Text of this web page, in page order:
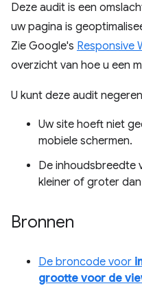
Deze audit is een
uw pagina is
Zie Google's Responsive
overzicht van hoe u een
U kunt deze audit
Uw site hoeft niet
mobiele schermen.
De inhoudsbreedte
kleiner of groter
Bronnen
De broncode voor
grootte voor de